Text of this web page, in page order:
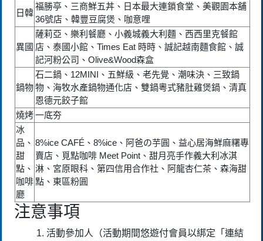
日韓
福勝亭、三商鮮五丼、日本最大連鎖食堂、美觀園本舖
36號店、韓豐豆腐煲、咖意哩
異國
薩莉亞、樂利餐廳、小義城義大利麵、西西里克餐館
店、泰國小館、Times Eat 時時、誠記越南麵食館、誠
記河粉公司、Olive&Wood森盒
鍋物
石二鍋、12MINI、五鮮級、老先覺、潮味決、三致鍋
物、海牧水產鍋物通化店、雙鍋粵式豬肚雞煲鍋、清真
恩德元餃子館
燒烤一底夯
冰
品、
甜
點、
咖啡
廳
8%ice CAFÉ、8%ice、阿爸の芋圓、益心居海鮮麻糬專
賣店、覓點咖啡 Meet Point、甜月亮手作義大利冰淇
淋、宮原眼科、第四信用合作社、阿龍杏仁茶、森海甜
點、東區粉圓
注意事項
活動參加人（活動期間悠遊付會員以綁定「連結